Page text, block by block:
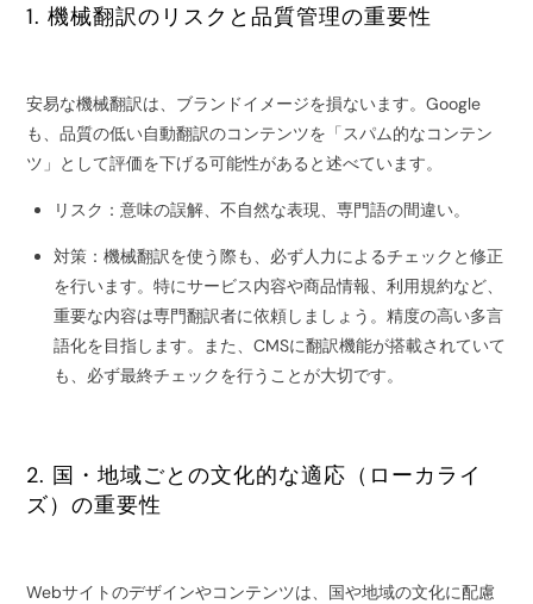
1. 機械翻訳のリスクと品質管理の重要性
安易な機械翻訳は、ブランドイメージを損ないます。Google
も、品質の低い自動翻訳のコンテンツを「スパム的なコンテン
ツ」として評価を下げる可能性があると述べています。
リスク：意味の誤解、不自然な表現、専門語の間違い。
対策：機械翻訳を使う際も、必ず人力によるチェックと修正
を行います。特にサービス内容や商品情報、利用規約など、
重要な内容は専門翻訳者に依頼しましょう。精度の高い多言
語化を目指します。また、CMSに翻訳機能が搭載されていて
も、必ず最終チェックを行うことが大切です。
2. 国・地域ごとの文化的な適応（ローカライ
ズ）の重要性
Webサイトのデザインやコンテンツは、国や地域の文化に配慮